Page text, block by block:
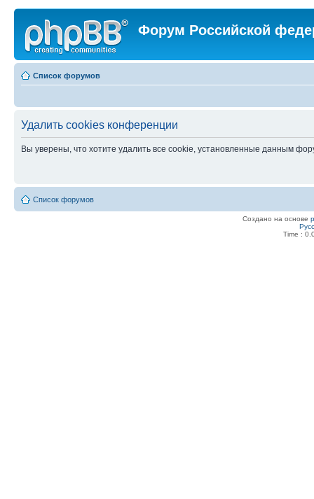
Форум Российской
Список форумов
Удалить cookies конференции
Вы уверены, что хотите удалить все cookie, установленные данным
Список форумов
Создано на основе
Time :